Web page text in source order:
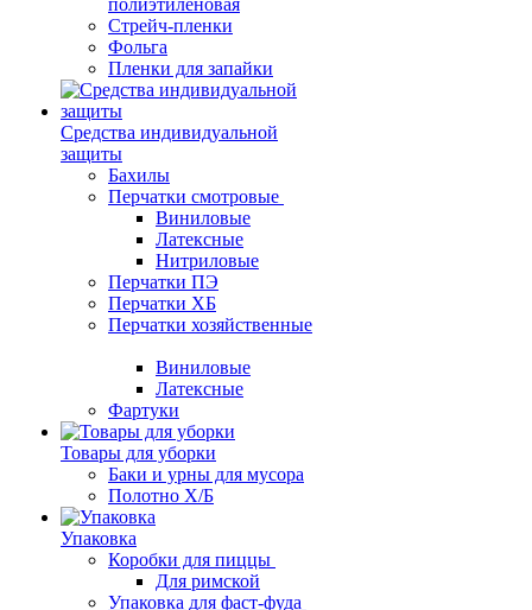
полиэтиленовая
Стрейч-пленки
Фольга
Пленки для запайки
Средства индивидуальной
защиты
Бахилы
Перчатки смотровые
Виниловые
Латексные
Нитриловые
Перчатки ПЭ
Перчатки ХБ
Перчатки хозяйственные
Виниловые
Латексные
Фартуки
Товары для уборки
Баки и урны для мусора
Полотно Х/Б
Упаковка
Коробки для пиццы
Для римской
Упаковка для фаст-фуда